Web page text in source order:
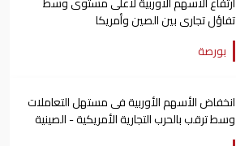
تفاؤل تجارى بين الصين وأمريكا
بورصة
انخفاض الأسهم الأوربية فى مستهل التعاملات
وسط ترقب بالحرب التجارية الأمريكية - الصينية